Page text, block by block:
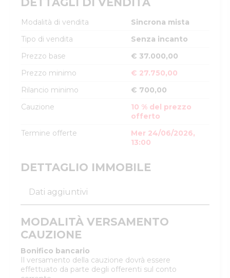
Modalità di vendita
Sincrona mista
Tipo di vendita
Senza incanto
Prezzo base
€ 37.000,00
Prezzo minimo
€ 27.750,00
Rilancio minimo
€ 700,00
Cauzione
10 % del prezzo
offerto
Termine offerte
Mer 24/06/2026,
13:00
DETTAGLIO IMMOBILE
Dati aggiuntivi
MODALITÀ VERSAMENTO
CAUZIONE
Bonifico bancario
Il versamento della cauzione dovrà essere
effettuato da parte degli offerenti sul conto